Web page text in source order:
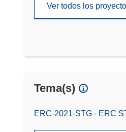
Ver todos los
Tema(s)
ERC-2021-STG - ERC